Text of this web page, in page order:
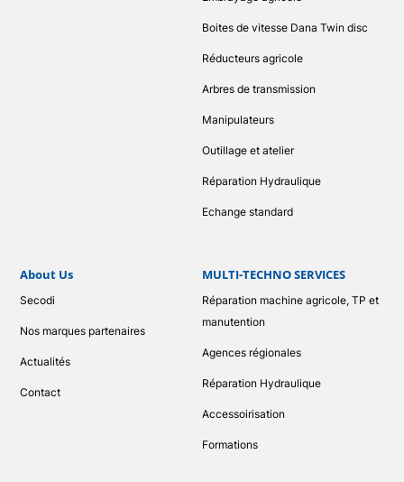
Boites de vitesse Dana Twin disc
Réducteurs agricole
Arbres de transmission
Manipulateurs
Outillage et atelier
Réparation Hydraulique
Echange standard
About Us
Secodi
Nos marques partenaires
Actualités
Contact
MULTI-TECHNO SERVICES
Réparation machine agricole, TP et
manutention
Agences régionales
Réparation Hydraulique
Accessoirisation
Formations